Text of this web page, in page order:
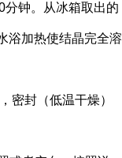
钟。从冰箱取出的
浴加热使结晶完全溶
密封（低温干燥）